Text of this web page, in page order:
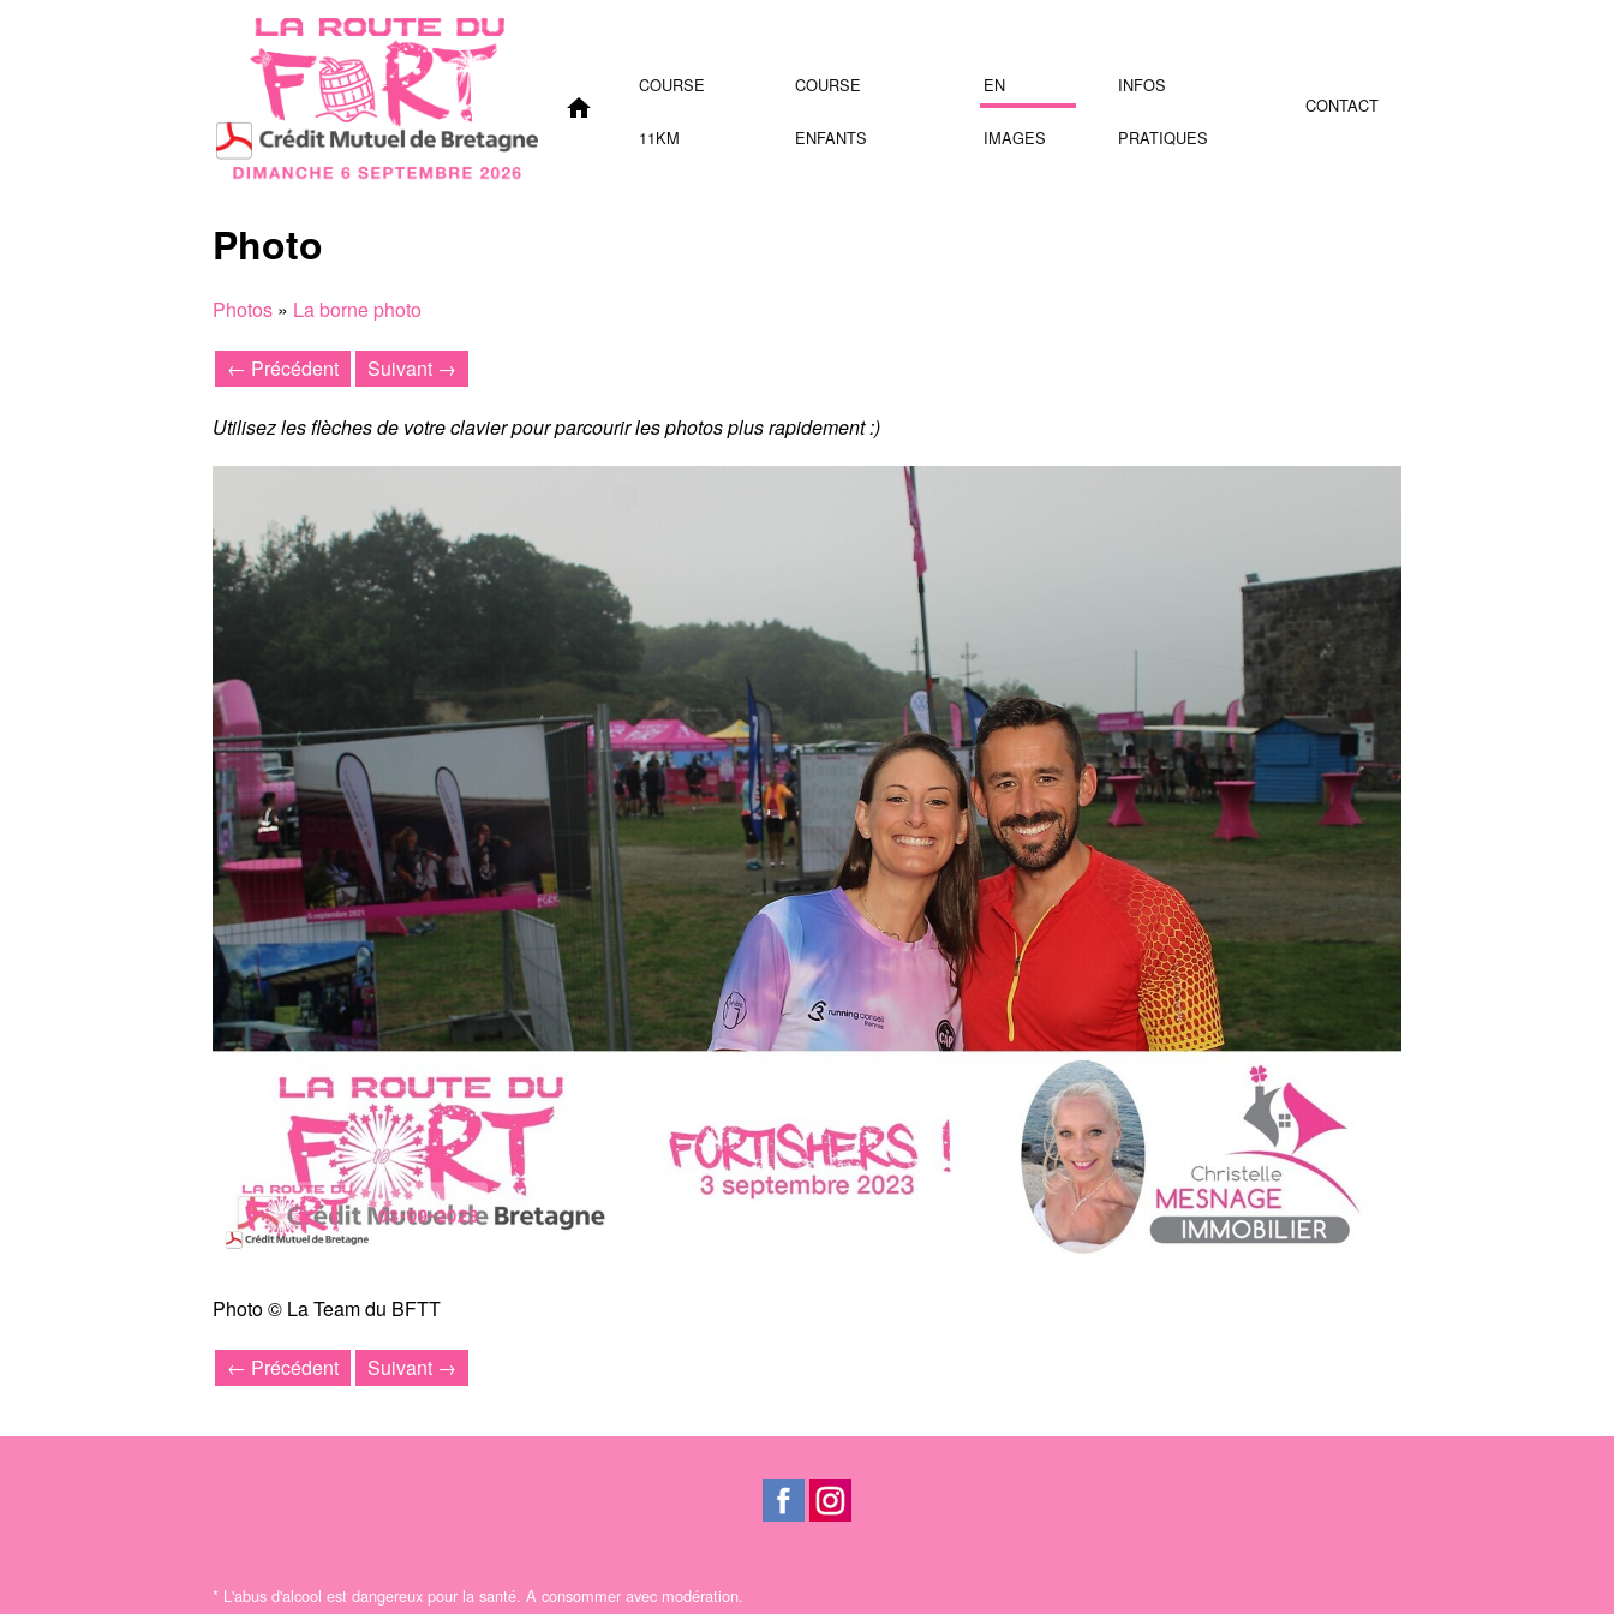
COURSE
11KM
COURSE
ENFANTS
EN
IMAGES
INFOS
PRATIQUES
CONTACT
Photo
Photos » La borne photo
← Précédent Suivant →
Utilisez les flèches de votre clavier pour parcourir les photos plus rapidement :)
Photo © La Team du BFTT
← Précédent Suivant →
* L'abus d'alcool est dangereux pour la santé. A consommer avec modération.